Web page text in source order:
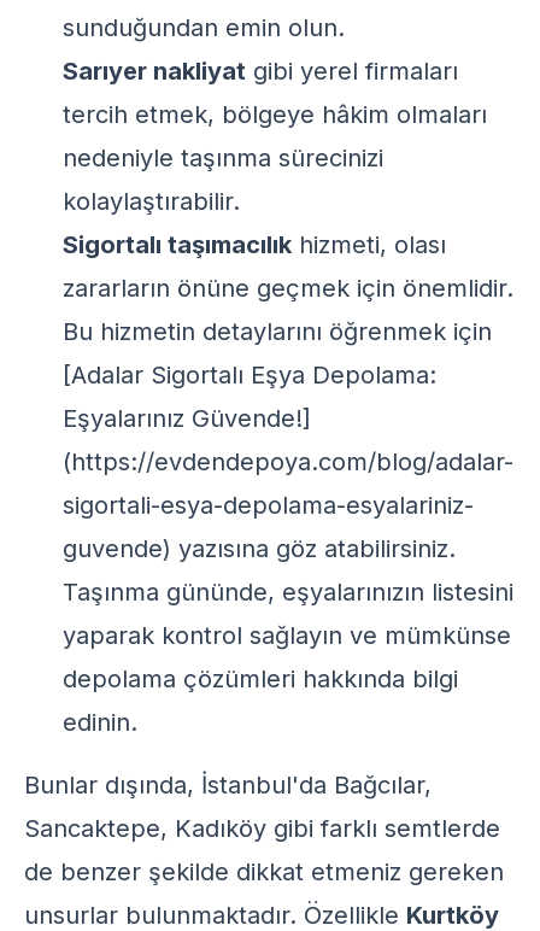
sunduğundan emin olun.
Sarıyer nakliyat gibi yerel firmaları
tercih etmek, bölgeye hâkim olmaları
nedeniyle taşınma sürecinizi
kolaylaştırabilir.
Sigortalı taşımacılık hizmeti, olası
zararların önüne geçmek için önemlidir.
Bu hizmetin detaylarını öğrenmek için
[Adalar Sigortalı Eşya Depolama:
Eşyalarınız Güvende!]
(https://evdendepoya.com/blog/adalar-
sigortali-esya-depolama-esyalariniz-
guvende) yazısına göz atabilirsiniz.
Taşınma gününde, eşyalarınızın listesini
yaparak kontrol sağlayın ve mümkünse
depolama çözümleri hakkında bilgi
edinin.
Bunlar dışında, İstanbul'da Bağcılar,
Sancaktepe, Kadıköy gibi farklı semtlerde
de benzer şekilde dikkat etmeniz gereken
unsurlar bulunmaktadır. Özellikle Kurtköy